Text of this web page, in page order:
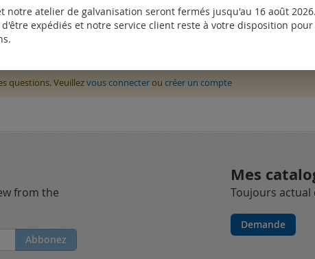
questions. Veuillezvous connecterou créer un compte
from the
Abbonez
Mes
Toujours
Demande
notre atelier de galvanisation seront fermés jusqu'au 16 août
expédiés et notre service client reste à votre disposition